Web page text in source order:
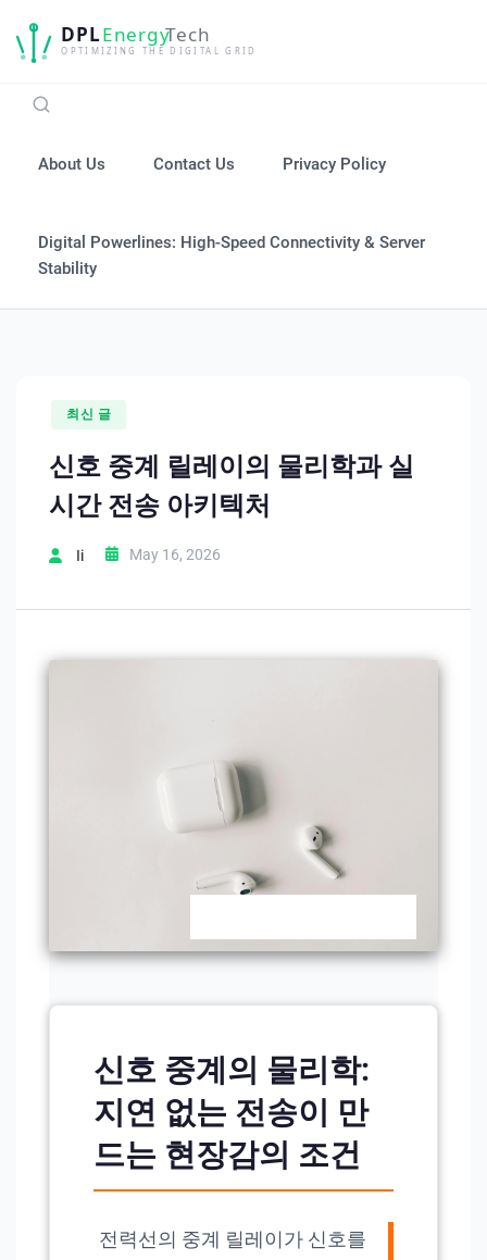
About Us Contact Us Privacy Policy
Digital Powerlines: High-Speed Connectivity & Server
Stability
최신 글
신호 중계 릴레이의 물리학과 실
시간 전송 아키텍처
Ii May 16, 2026
신호 중계의 물리학:
지연 없는 전송이 만
드는 현장감의 조건
전력선의 중계 릴레이가 신호를